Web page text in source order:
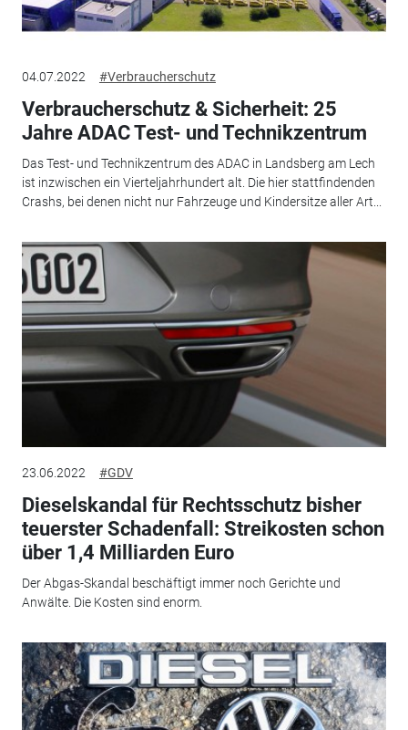
04.07.2022 #Verbraucherschutz
Verbraucherschutz & Sicherheit: 25
Jahre ADAC Test- und Technikzentrum
Das Test- und Technikzentrum des ADAC in Landsberg am Lech
ist inzwischen ein Vierteljahrhundert alt. Die hier stattfindenden
Crashs, bei denen nicht nur Fahrzeuge und Kindersitze aller Art...
23.06.2022 #GDV
Dieselskandal für Rechtsschutz bisher
teuerster Schadenfall: Streikosten schon
über 1,4 Milliarden Euro
Der Abgas-Skandal beschäftigt immer noch Gerichte und
Anwälte. Die Kosten sind enorm.